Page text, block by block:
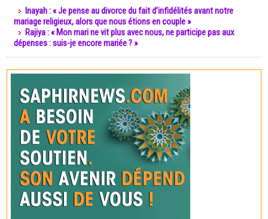
Inayah : « Je pense au divorce du fait d’infidélités avant notre
mariage religieux, alors que nous étions en couple »
Rajiya : « Mon mari ne vit plus avec nous, ne participe pas aux
dépenses : suis-je encore mariée ? »